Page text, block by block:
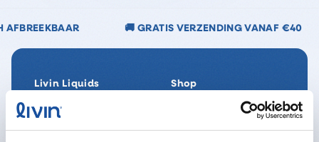
🚚 GRATIS VERZENDING VANAF €40 🌿
Livin Liquids
Ons verhaal
Onze Impact
Shop
SpaReady